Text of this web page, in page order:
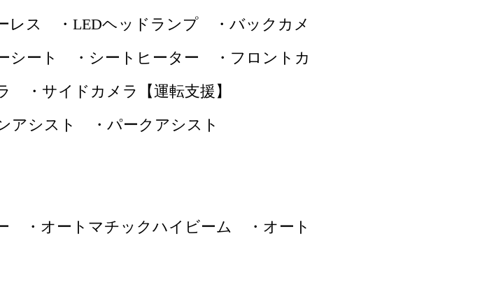
レス ・LEDヘッドランプ ・バックカメ
ート ・シートヒーター ・フロントカ
サイドカメラ【運転支援】
アシスト ・パークアシスト
・オートマチックハイビーム ・オート